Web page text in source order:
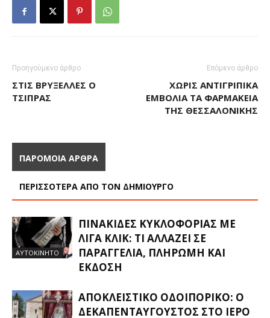
Προηγούμενο άρθρο
ΣΤΙΣ ΒΡΥΞΈΛΛΕΣ Ο
ΤΣΊΠΡΑΣ
Επόμενο άρθρο
ΧΩΡΊΣ ΑΝΤΙΓΡΙΠΙΚΆ
ΕΜΒΌΛΙΑ ΤΑ ΦΑΡΜΑΚΕΊΑ
ΤΗΣ ΘΕΣΣΑΛΟΝΊΚΗΣ
ΠΑΡΟΜΟΙΑ ΑΡΘΡΑ
ΠΕΡΙΣΣΟΤΕΡΑ ΑΠΟ ΤΟΝ ΔΗΜΙΟΥΡΓΟ
ΑΥΤΟΚΙΝΗΤΟ
ΠΙΝΑΚΊΔΕΣ ΚΥΚΛΟΦΟΡΊΑΣ ΜΕ
ΛΊΓΑ ΚΛΙΚ: ΤΙ ΑΛΛΆΖΕΙ ΣΕ
ΠΑΡΑΓΓΕΛΊΑ, ΠΛΗΡΩΜΉ ΚΑΙ
ΈΚΔΟΣΗ
ΑΠΟΚΛΕΙΣΤΙΚΟ ΟΔΟΙΠΟΡΙΚΟ: Ο
ΔΕΚΑΠΕΝΤΑΎΓΟΥΣΤΟΣ ΣΤΟ ΙΕΡΌ